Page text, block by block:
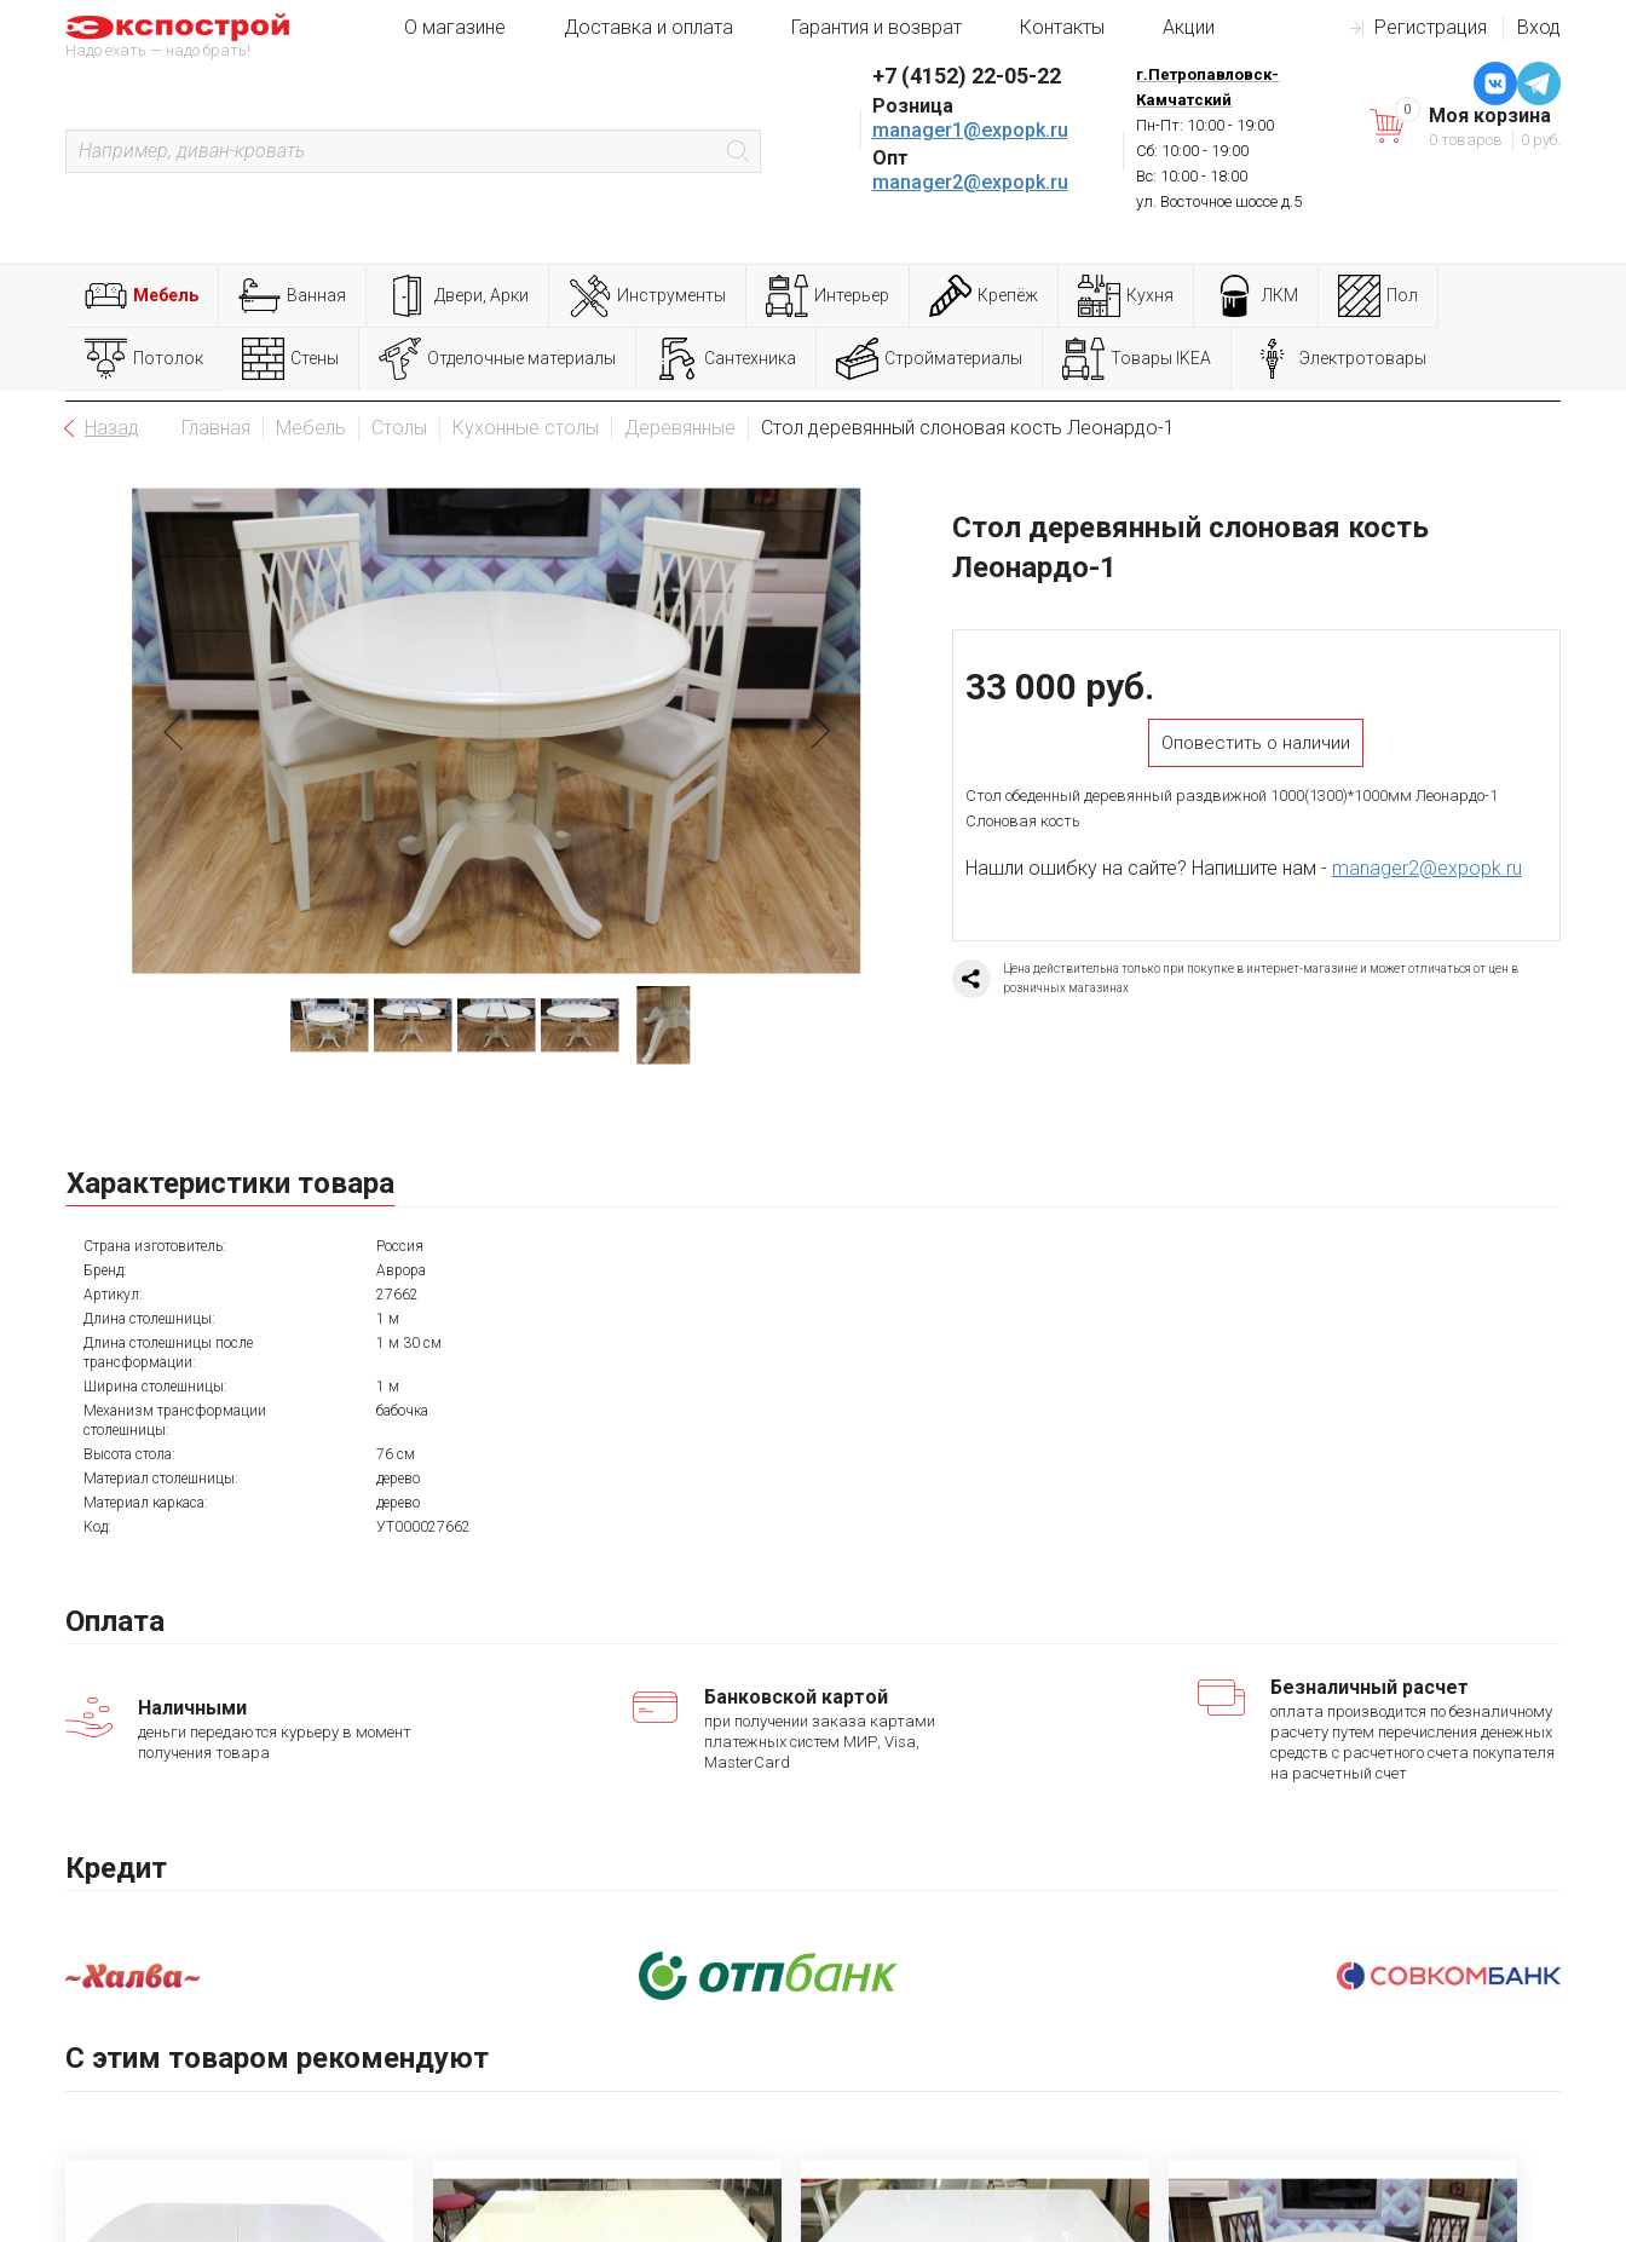
Надо ехать — надо брать!
Регистрация Вход
О магазине Доставка и оплата Гарантия и возврат Контакты Акции
+7 (4152) 22-05-22
Розница
manager1@expopk.ru
Опт
manager2@expopk.ru
г.Петропавловск-
Камчатский
Пн-Пт: 10:00 - 19:00
Сб: 10:00 - 19:00
Вс: 10:00 - 18:00
ул. Восточное шоссе д.5
Моя корзина
0 товаров 0 руб.
0
Мебель Ванная Двери, Арки Инструменты Интерьер Крепёж Кухня ЛКМ Пол
Потолок Стены Отделочные материалы Сантехника Стройматериалы Товары IKEA Электротовары
Назад Главная Мебель Столы Кухонные столы Деревянные Стол деревянный слоновая кость Леонардо-1
Стол деревянный слоновая кость
Леонардо-1
33 000 руб.
Оповестить о наличии
Стол обеденный деревянный раздвижной 1000(1300)*1000мм Леонардо-1
Слоновая кость
Нашли ошибку на сайте? Напишите нам - manager2@expopk.ru
Цена действительна только при покупке в интернет-магазине и может отличаться от цен в
розничных магазинах
Характеристики товара
Страна изготовитель:
Россия
Бренд:
Аврора
Артикул:
27662
Длина столешницы:
1 м
Длина столешницы после
трансформации:
1 м 30 см
Ширина столешницы:
1 м
Механизм трансформации
столешницы:
бабочка
Высота стола:
76 см
Материал столешницы:
дерево
Материал каркаса:
дерево
Код:
УТ000027662
Оплата
Наличными
деньги передаются курьеру в момент
получения товара
Банковской картой
при получении заказа картами
платежных систем МИР, Visa,
MasterCard
Безналичный расчет
оплата производится по безналичному
расчету путем перечисления денежных
средств с расчетного счета покупателя
на расчетный счет
Кредит
С этим товаром рекомендуют